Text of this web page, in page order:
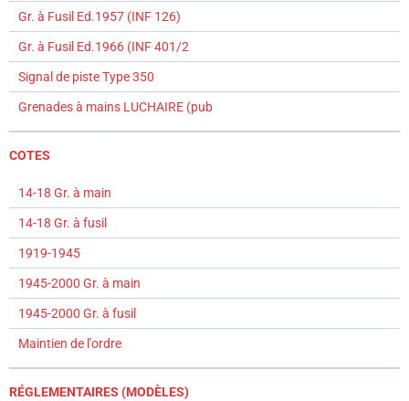
Gr. à Fusil Ed.1957 (INF 126)
Gr. à Fusil Ed.1966 (INF 401/2
Signal de piste Type 350
Grenades à mains LUCHAIRE (pub
COTES
14-18 Gr. à main
14-18 Gr. à fusil
1919-1945
1945-2000 Gr. à main
1945-2000 Gr. à fusil
Maintien de l'ordre
RÉGLEMENTAIRES (MODÈLES)